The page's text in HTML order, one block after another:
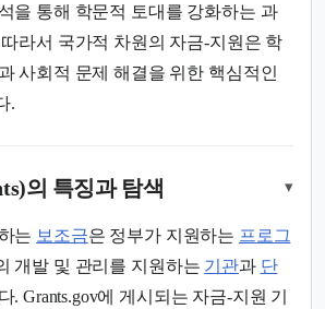
을 통해 학문적 토대를 강화하는 과
라서 국가적 차원의 자금-지원은 학
사회적 문제 해결을 위한 핵심적인
.
의 특징과 탐색 ▾
는 보조금은 정부가 지원하는 프로그
개발 및 관리를 지원하는 기관과 단
. Grants.gov에 게시되는 자금-지원 기